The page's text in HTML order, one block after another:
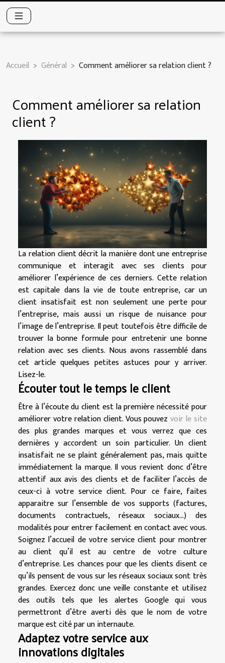
Accueil Général Comment améliorer sa relation client ?
Comment améliorer sa relation
client ?
La relation client décrit la manière dont une entreprise
communique et interagit avec ses clients pour
améliorer l’expérience de ces derniers. Cette relation
est capitale dans la vie de toute entreprise, car un
client insatisfait est non seulement une perte pour
l’entreprise, mais aussi un risque de nuisance pour
l’image de l’entreprise. Il peut toutefois être difficile de
trouver la bonne formule pour entretenir une bonne
relation avec ses clients. Nous avons rassemblé dans
cet article quelques petites astuces pour y arriver.
Lisez-le.
Écouter tout le temps le client
Être à l’écoute du client est la première nécessité pour
améliorer votre relation client. Vous pouvezvoir le site
des plus grandes marques et vous verrez que ces
dernières y accordent un soin particulier. Un client
insatisfait ne se plaint généralement pas, mais quitte
immédiatement la marque. Il vous revient donc d’être
attentif aux avis des clients et de faciliter l’accès de
ceux-ci à votre service client. Pour ce faire, faites
apparaitre sur l’ensemble de vos supports (factures,
documents contractuels, réseaux sociaux…) des
modalités pour entrer facilement en contact avec vous.
Soignez l’accueil de votre service client pour montrer
au client qu’il est au centre de votre culture
d’entreprise. Les chances pour que les clients disent ce
qu’ils pensent de vous sur les réseaux sociaux sont très
grandes. Exercez donc une veille constante et utilisez
des outils tels que les alertes Google qui vous
permettront d’être averti dès que le nom de votre
marque est cité par un internaute.
Adaptez votre service aux
innovations digitales